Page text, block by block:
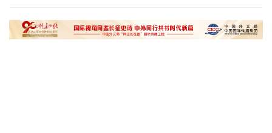
白宫否认特朗普与赫格塞思因弹药库存短缺发生争执